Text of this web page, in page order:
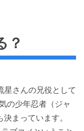
？
星さんの兄役として
の少年忍者（ジャ
まっています。